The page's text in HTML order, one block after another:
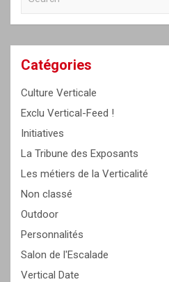
a
r
c
Catégories
Culture Verticale
Exclu Vertical-Feed !
Initiatives
La Tribune des Exposants
Les métiers de la Verticalité
Non classé
Outdoor
Personnalités
Salon de l'Escalade
Vertical Date